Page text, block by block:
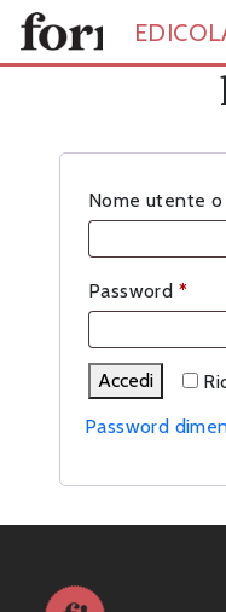
Skip to main content
Nome utente
Password *
Accedi
Password